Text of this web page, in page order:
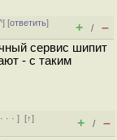
] [ответить]
+ / –
сервис шипит
- с таким
· · ·][↑]
+ / –